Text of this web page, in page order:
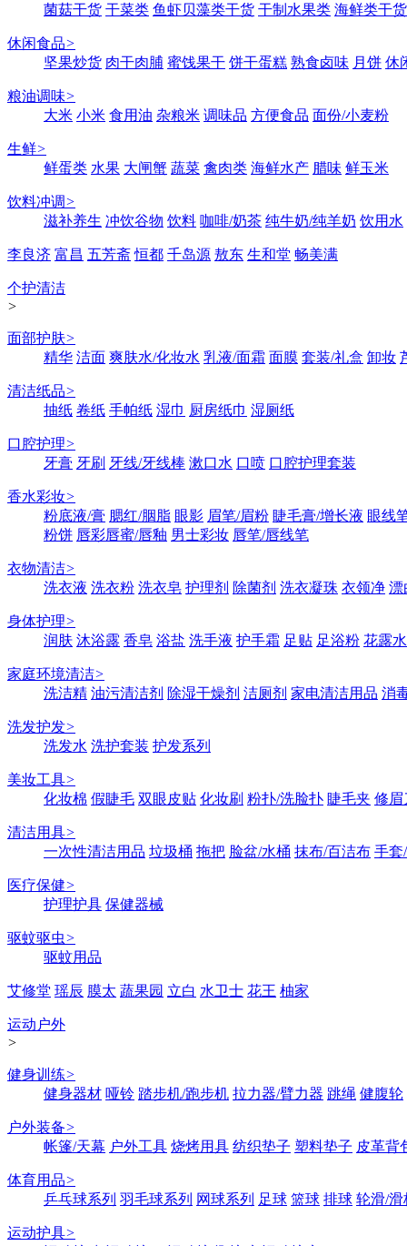
菌菇干货 干菜类 鱼虾贝藻类干货 干制水果类 海鲜类干货
休闲食品>
坚果炒货 肉干肉脯 蜜饯果干 饼干蛋糕 熟食卤味 月饼 休
粮油调味>
大米 小米 食用油 杂粮米 调味品 方便食品 面份/小麦粉
生鲜>
鲜蛋类 水果 大闸蟹 蔬菜 禽肉类 海鲜水产 腊味 鲜玉米
饮料冲调>
滋补养生 冲饮谷物 饮料 咖啡/奶茶 纯牛奶/纯羊奶 饮用水
李良济 富昌 五芳斋 恒都 千岛源 敖东 生和堂 畅美满
个护清洁
>
面部护肤>
精华 洁面 爽肤水/化妆水 乳液/面霜 面膜 套装/礼盒 卸妆
清洁纸品>
抽纸 卷纸 手帕纸 湿巾 厨房纸巾 湿厕纸
口腔护理>
牙膏 牙刷 牙线/牙线棒 漱口水 口喷 口腔护理套装
香水彩妆>
粉底液/膏 腮红/胭脂 眼影 眉笔/眉粉 睫毛膏/增长液 眼线
粉饼 唇彩唇蜜/唇釉 男士彩妆 唇笔/唇线笔
衣物清洁>
洗衣液 洗衣粉 洗衣皂 护理剂 除菌剂 洗衣凝珠 衣领净 漂
身体护理>
润肤 沐浴露 香皂 浴盐 洗手液 护手霜 足贴 足浴粉 花露水
家庭环境清洁>
洗洁精 油污清洁剂 除湿干燥剂 洁厕剂 家电清洁用品 消
洗发护发>
洗发水 洗护套装 护发系列
美妆工具>
化妆棉 假睫毛 双眼皮贴 化妆刷 粉扑/洗脸扑 睫毛夹 修眉
清洁用具>
一次性清洁用品 垃圾桶 拖把 脸盆/水桶 抹布/百洁布 手套
医疗保健>
护理护具 保健器械
驱蚊驱虫>
驱蚊用品
艾修堂 瑶辰 膜太 蔬果园 立白 水卫士 花王 柚家
运动户外
>
健身训练>
健身器材 哑铃 踏步机/跑步机 拉力器/臂力器 跳绳 健腹轮
户外装备>
帐篷/天幕 户外工具 烧烤用具 纺织垫子 塑料垫子 皮革背
体育用品>
乒乓球系列 羽毛球系列 网球系列 足球 篮球 排球 轮滑/滑
运动护具>